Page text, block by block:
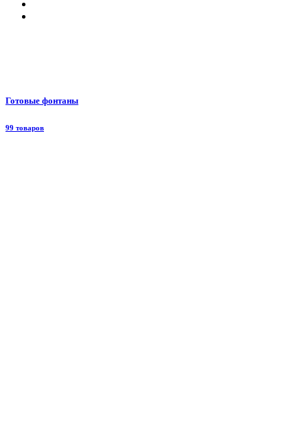
Готовые фонтаны
99 товаров